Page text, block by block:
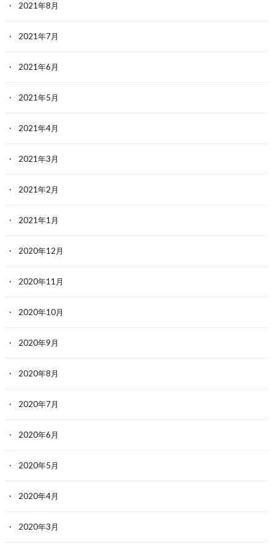
2021年8月
2021年7月
2021年6月
2021年5月
2021年4月
2021年3月
2021年2月
2021年1月
2020年12月
2020年11月
2020年10月
2020年9月
2020年8月
2020年7月
2020年6月
2020年5月
2020年4月
2020年3月